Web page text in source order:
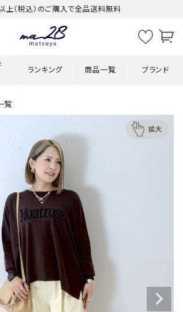
上（税込）のご購入で全品送料無料
ランキング 商品一覧 ブランド
覧